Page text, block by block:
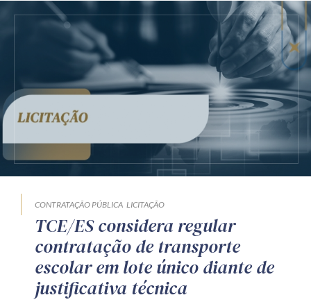
CONTRATAÇÃO PÚBLICA LICITAÇÃO
TCE/ES considera regular
contratação de transporte
escolar em lote único diante de
justificativa técnica